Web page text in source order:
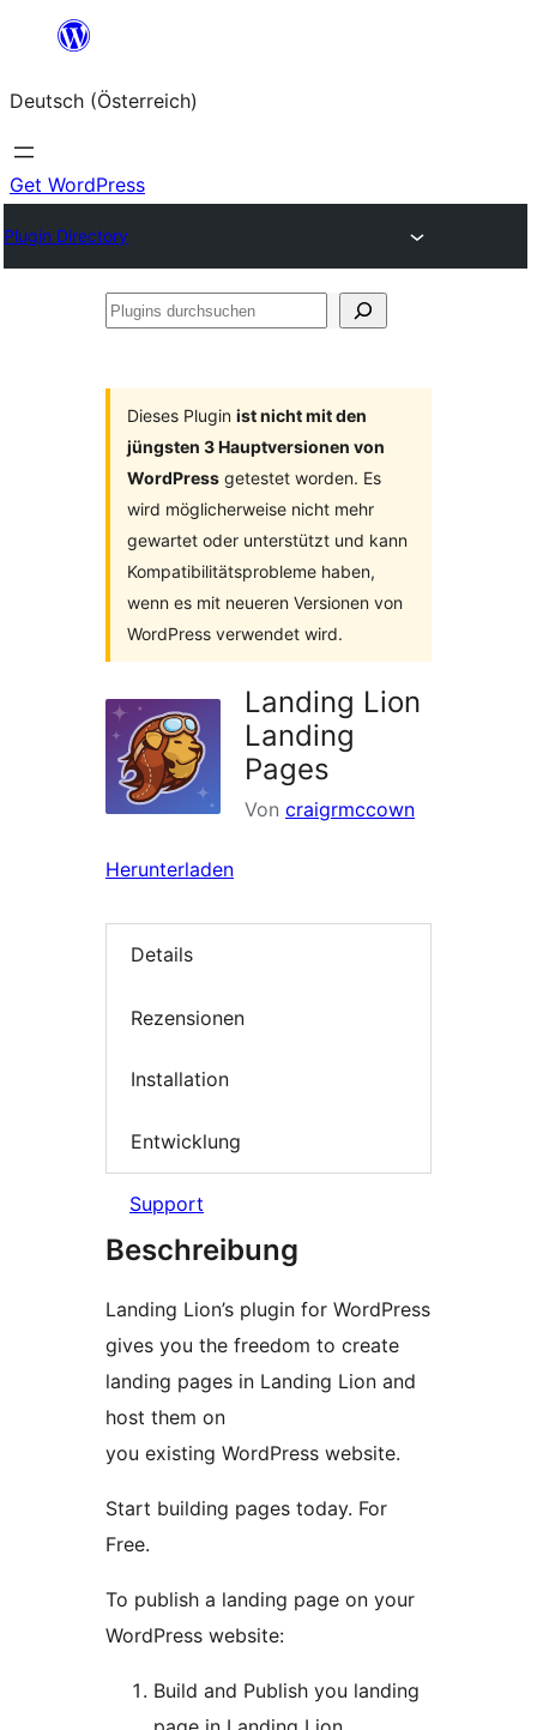
springen
Deutsch (Österreich)
Get WordPress
Plugin Directory
Plugins
Dieses Plugin ist nicht mit den
jüngsten 3 Hauptversionen von
WordPress getestet worden. Es
wird möglicherweise nicht mehr
gewartet oder unterstützt und kann
Kompatibilitätsprobleme haben,
wenn es mit neueren Versionen von
WordPress verwendet wird.
Landing Lion
Landing
Pages
Von craigrmccown
Herunterladen
Details
Rezensionen
Installation
Entwicklung
Support
Beschreibung
Landing Lion’s plugin for WordPress
gives you the freedom to create
landing pages in Landing Lion and
host them on
you existing WordPress website.
Start building pages today. For
Free.
To publish a landing page on your
WordPress website:
Build and Publish you landing